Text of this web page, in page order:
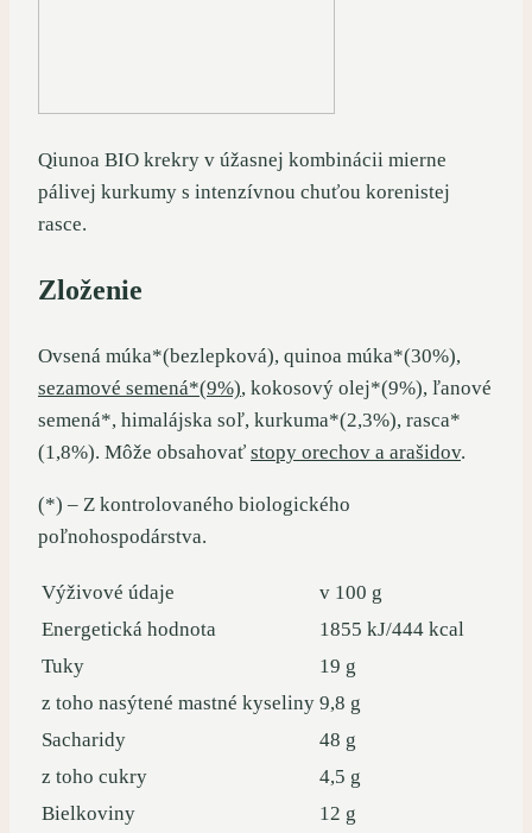
Qiunoa BIO krekry v úžasnej kombinácii mierne
pálivej kurkumy s intenzívnou chuťou korenistej
rasce.
Zloženie
Ovsená múka*(bezlepková), quinoa múka*(30%),
sezamové semená*(9%), kokosový olej*(9%), ľanové
semená*, himalájska soľ, kurkuma*(2,3%), rasca*
(1,8%). Môže obsahovať stopy orechov a arašidov.
(*) – Z kontrolovaného biologického
poľnohospodárstva.
Výživové údaje
v 100 g
Energetická hodnota
1855 kJ/444 kcal
Tuky
19 g
z toho nasýtené mastné kyseliny 9,8 g
Sacharidy
48 g
z toho cukry
4,5 g
Bielkoviny
12 g